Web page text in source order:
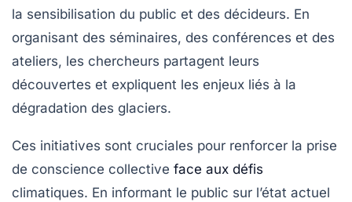
la sensibilisation du public et des décideurs. En
organisant des séminaires, des conférences et des
ateliers, les chercheurs partagent leurs
découvertes et expliquent les enjeux liés à la
dégradation des glaciers.
Ces initiatives sont cruciales pour renforcer la prise
de conscience collective face aux défis
climatiques. En informant le public sur l’état actuel